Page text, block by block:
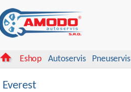
Eshop Autoservis Pneuservis
Everest